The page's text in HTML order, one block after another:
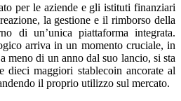
per le aziende e gli istituti finanziari
la gestione e il rimborso della
di un’unica piattaforma integrata.
arriva in un momento cruciale, in
meno di un anno dal suo lancio, si sta
dieci maggiori stablecoin ancorate al
il proprio utilizzo sul mercato.